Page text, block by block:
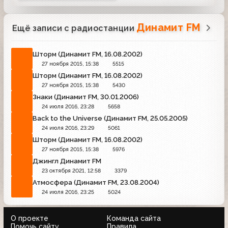
Ещё записи с радиостанции Динамит FM
Шторм (Динамит FM, 16.08.2002)
27 ноября 2015, 15:38 5515
Шторм (Динамит FM, 16.08.2002)
27 ноября 2015, 15:38 5430
Знаки (Динамит FM, 30.01.2006)
24 июля 2016, 23:28 5658
Back to the Universe (Динамит FM, 25.05.2005)
24 июля 2016, 23:29 5061
Шторм (Динамит FM, 16.08.2002)
27 ноября 2015, 15:38 5976
Джингл Динамит FM
23 октября 2021, 12:58 3379
Атмосфера (Динамит FM, 23.08.2004)
24 июля 2016, 23:25 5024
О проекте
Команда сайта
Помочь сайту
Правила